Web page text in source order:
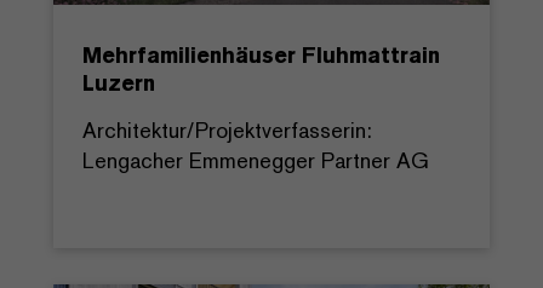
Mehrfamilienhäuser Fluhmattrain
Luzern
Architektur/Projektverfasserin:
Lengacher Emmenegger Partner AG